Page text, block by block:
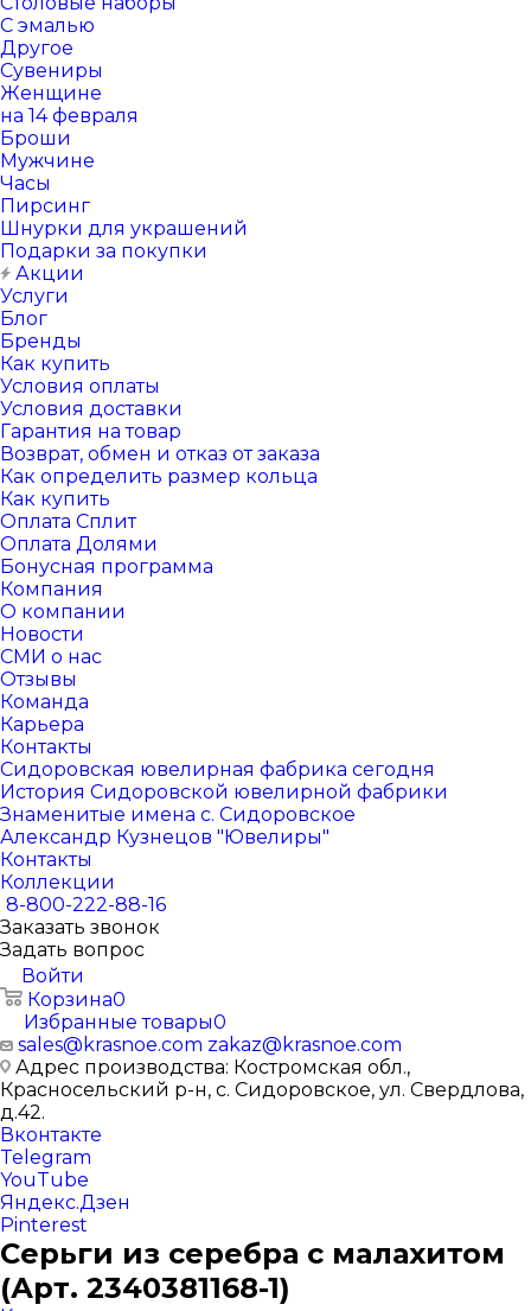
С эмалью
Другое
Сувениры
Женщине
на 14 февраля
Броши
Мужчине
Часы
Пирсинг
Шнурки для украшений
Подарки за покупки
Акции
Услуги
Блог
Бренды
Как купить
Условия оплаты
Условия доставки
Гарантия на товар
Возврат, обмен и отказ от заказа
Как определить размер кольца
Как купить
Оплата Сплит
Оплата Долями
Бонусная программа
Компания
О компании
Новости
СМИ о нас
Отзывы
Команда
Карьера
Контакты
Сидоровская ювелирная фабрика сегодня
История Сидоровской ювелирной фабрики
Знаменитые имена с. Сидоровское
Александр Кузнецов "Ювелиры"
Контакты
Коллекции
8-800-222-88-16
Заказать звонок
Задать вопрос
Войти
Корзина0
Избранные товары0
sales@krasnoe.com zakaz@krasnoe.com
Адрес производства: Костромская обл.,
Красносельский р-н, с. Сидоровское, ул. Свердлова,
д.42.
Вконтакте
Telegram
YouTube
Яндекс.Дзен
Pinterest
Серьги из серебра с малахитом
(Арт. 2340381168-1)